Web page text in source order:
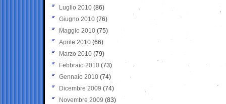
Luglio 2010 (86)
Giugno 2010 (76)
Maggio 2010 (75)
Aprile 2010 (66)
Marzo 2010 (79)
Febbraio 2010 (73)
Gennaio 2010 (74)
Dicembre 2009 (74)
Novembre 2009 (83)